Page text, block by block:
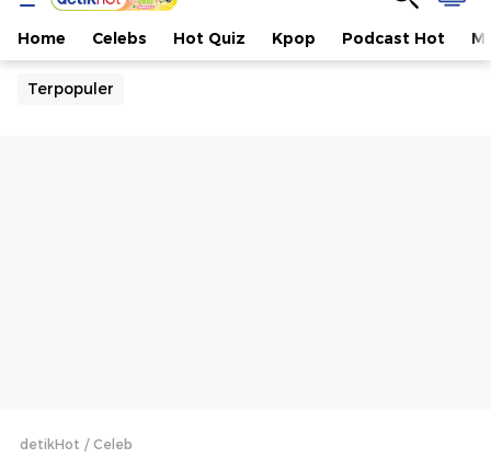
Home Celebs Hot Quiz Kpop Podcast Hot
Terpopuler
detikHot Celeb